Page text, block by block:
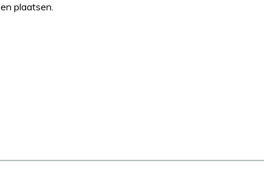
plaatsen.